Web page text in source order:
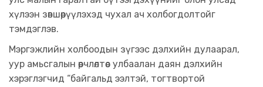
хүлээн зөвшөөрүүлэхэд чухал ач холбогдолтойг
тэмдэглэв.
Мэргэжлийн холбоодын зүгээс дэлхийн дулаарал,
уур амьсгалын өөрчлөлтөөс улбаалан даян дэлхийн
хэрэглэгчид “байгальд ээлтэй, тогтвортой